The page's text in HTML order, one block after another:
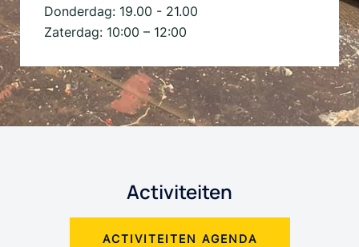
Donderdag: 19.00 - 21.00
Zaterdag: 10:00 – 12:00
Activiteiten
ACTIVITEITEN AGENDA